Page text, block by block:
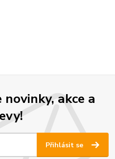
akce a
Přihlásit se